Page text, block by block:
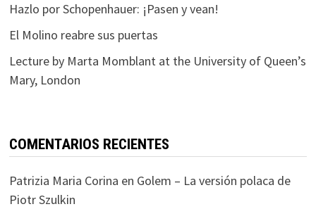
Hazlo por Schopenhauer: ¡Pasen y vean!
El Molino reabre sus puertas
Lecture by Marta Momblant at the University of Queen’s
Mary, London
COMENTARIOS RECIENTES
Patrizia Maria Corina en Golem – La versión polaca de
Piotr Szulkin